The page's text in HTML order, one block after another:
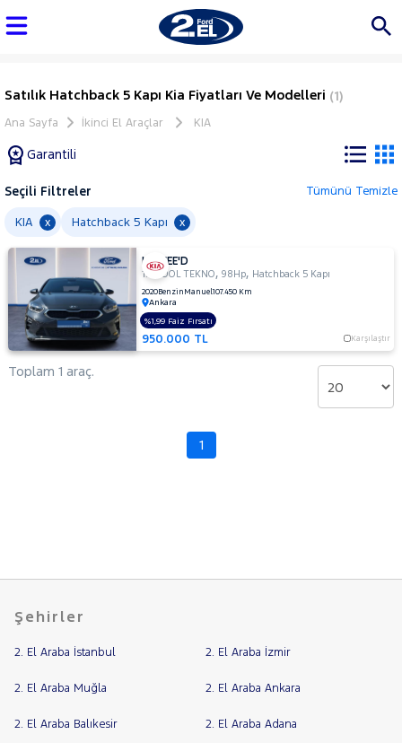
Satılık Hatchback 5 Kapı Kia Fiyatları Ve Modelleri (1)
Ana Sayfa İkinci El Araçlar KIA
Garantili
Tüm
Araçlar
AUDI
BMC
BMW
HONDA
HYUNDAI
ISUZU
Şehir
Yakıt
Türü
Seçili Filtreler Tümünü Temizle
KIA x Hatchback 5 Kapı x
KIA CEE'D
1.4 COOL TEKNO,98Hp, Hatchback 5 Kapı
2020Benzin Manuel107.450 Km
Ankara
950.000 TL Karşılaştır
%1,99 Faiz Fırsatı
Toplam 1 araç.
1
Şehirler
2. El Araba İstanbul 2. El Araba İzmir
2. El Araba Muğla 2. El Araba Ankara
2. El Araba Balıkesir 2. El Araba Adana